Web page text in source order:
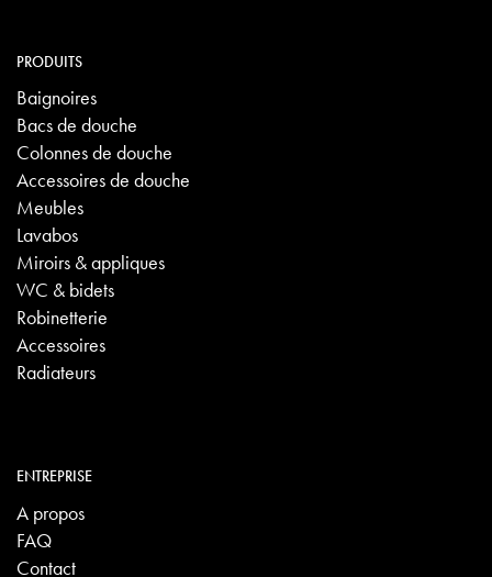
PRODUITS
Baignoires
Bacs de douche
Colonnes de douche
Accessoires de douche
Meubles
Lavabos
Miroirs & appliques
WC & bidets
Robinetterie
Accessoires
Radiateurs
ENTREPRISE
A propos
FAQ
Contact